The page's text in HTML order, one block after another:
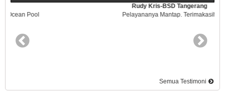
Rudy Kris-BSD Tangerang
Pelayananya Mantap. Terimakasih
Semua Testimoni